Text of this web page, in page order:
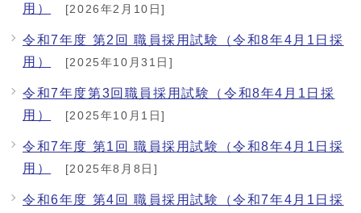
用）
[2026年2月10日]
令和7年度 第2回 職員採用試験（令和8年4月1日採
用）
[2025年10月31日]
令和7年度第3回職員採用試験（令和8年4月1日採
用）
[2025年10月1日]
令和7年度 第1回 職員採用試験（令和8年4月1日採
用）
[2025年8月8日]
令和6年度 第4回 職員採用試験（令和7年4月1日採